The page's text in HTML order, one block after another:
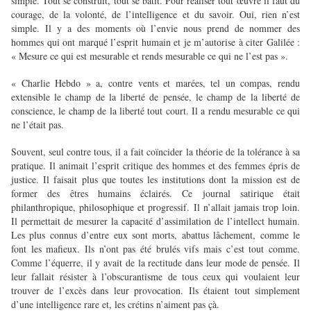
courage, de la volonté, de l’intelligence et du savoir. Oui, rien n’est
simple. Il y a des moments où l’envie nous prend de nommer des
hommes qui ont marqué l’esprit humain et je m’autorise à citer Galilée :
« Mesure ce qui est mesurable et rends mesurable ce qui ne l’est pas ».
« Charlie Hebdo » a, contre vents et marées, tel un compas, rendu
extensible le champ de la liberté de pensée, le champ de la liberté de
conscience, le champ de la liberté tout court. Il a rendu mesurable ce qui
ne l’était pas.
Souvent, seul contre tous, il a fait coïncider la théorie de la tolérance à sa
pratique. Il animait l’esprit critique des hommes et des femmes épris de
justice. Il faisait plus que toutes les institutions dont la mission est de
former des êtres humains éclairés. Ce journal satirique était
philanthropique, philosophique et progressif. Il n’allait jamais trop loin.
Il permettait de mesurer la capacité d’assimilation de l’intellect humain.
Les plus connus d’entre eux sont morts, abattus lâchement, comme le
font les mafieux. Ils n’ont pas été brulés vifs mais c’est tout comme.
Comme l’équerre, il y avait de la rectitude dans leur mode de pensée. Il
leur fallait résister à l’obscurantisme de tous ceux qui voulaient leur
trouver de l’excès dans leur provocation. Ils étaient tout simplement
d’une intelligence rare et, les crétins n’aiment pas çà.